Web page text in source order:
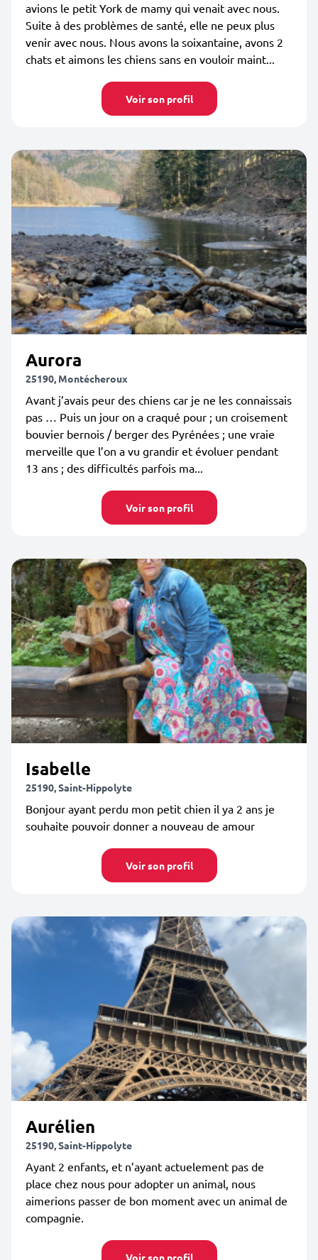
avions le petit York de mamy qui venait avec nous.
Suite à des problèmes de santé, elle ne peux plus
venir avec nous. Nous avons la soixantaine, avons 2
chats et aimons les chiens sans en vouloir maint...
Voir son profil
Aurora
25190, Montécheroux
Avant j’avais peur des chiens car je ne les connaissais
pas … Puis un jour on a craqué pour ; un croisement
bouvier bernois / berger des Pyrénées ; une vraie
merveille que l’on a vu grandir et évoluer pendant
13 ans ; des difficultés parfois ma...
Voir son profil
Isabelle
25190, Saint-Hippolyte
Bonjour ayant perdu mon petit chien il ya 2 ans je
souhaite pouvoir donner a nouveau de amour
Voir son profil
Aurélien
25190, Saint-Hippolyte
Ayant 2 enfants, et n’ayant actuelement pas de
place chez nous pour adopter un animal, nous
aimerions passer de bon moment avec un animal de
compagnie.
Voir son profil